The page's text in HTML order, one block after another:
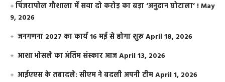
​पिंजरापोल गौशाला में सवा दो करोड़ का बड़ा ‘अनुदान घोटाला’ !May
9, 2026
जनगणना 2027 का कार्य 16 मई से होगा शुरूApril 18, 2026
आशा भोसले का अंतिम संस्कार आजApril 13, 2026
आईएएस के तबादले: सीएम ने बदली अपनी टीमApril 1, 2026